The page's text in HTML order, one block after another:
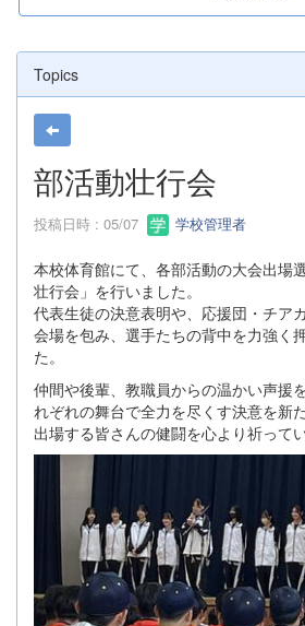
Topics
部活動壮行会
投稿日時 : 05/07 学校管理者
本校体育館にて、各部活動の大会出場
壮行会」を行いました。
代表生徒の決意表明や、応援団・チア
会場を包み、選手たちの背中を力強く
た。
仲間や後輩、教職員からの温かい声援
れぞれの舞台で全力を尽くす決意を新
出場する皆さんの健闘を心より祈ってい